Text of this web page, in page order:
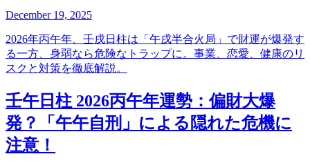
December 19, 2025
2026年丙午年、壬戌日柱は「午戌半合火局」で財運が爆発す
る一方、身弱なら危険なトラップに。事業、恋愛、健康のリ
スクと対策を徹底解説。
壬午日柱 2026丙午年運勢：偏財大爆
発？「午午自刑」による隠れた危機に
注意！